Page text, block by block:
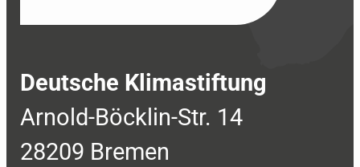
Deutsche Klimastiftung
Arnold-Böcklin-Str. 14
28209 Bremen